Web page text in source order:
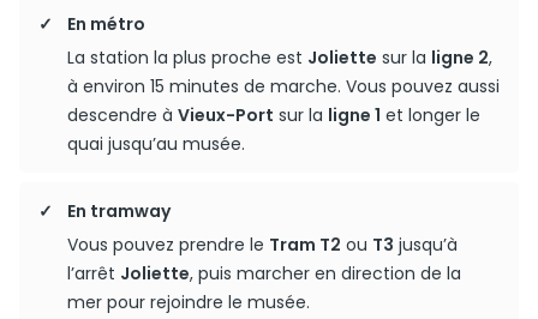
En métro
La station la plus proche est Joliette sur la ligne 2,
à environ 15 minutes de marche. Vous pouvez aussi
descendre à Vieux-Port sur la ligne 1 et longer le
quai jusqu’au musée.
En tramway
Vous pouvez prendre le Tram T2 ou T3 jusqu’à
l’arrêt Joliette, puis marcher en direction de la
mer pour rejoindre le musée.